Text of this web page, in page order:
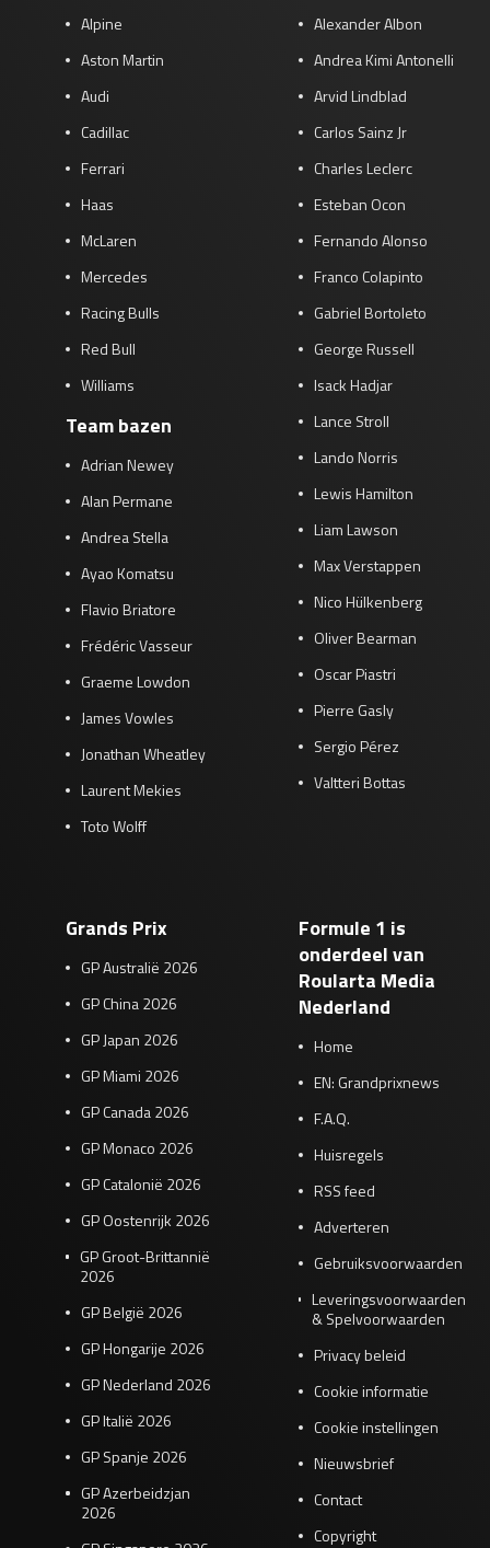
Alpine
Aston Martin
Audi
Cadillac
Ferrari
Haas
McLaren
Mercedes
Racing Bulls
Red Bull
Williams
Team bazen
Adrian Newey
Alan Permane
Andrea Stella
Ayao Komatsu
Flavio Briatore
Frédéric Vasseur
Graeme Lowdon
James Vowles
Jonathan Wheatley
Laurent Mekies
Toto Wolff
Alexander Albon
Andrea Kimi Antonelli
Arvid Lindblad
Carlos Sainz Jr
Charles Leclerc
Esteban Ocon
Fernando Alonso
Franco Colapinto
Gabriel Bortoleto
George Russell
Isack Hadjar
Lance Stroll
Lando Norris
Lewis Hamilton
Liam Lawson
Max Verstappen
Nico Hülkenberg
Oliver Bearman
Oscar Piastri
Pierre Gasly
Sergio Pérez
Valtteri Bottas
Grands Prix
GP Australië 2026
GP China 2026
GP Japan 2026
GP Miami 2026
GP Canada 2026
GP Monaco 2026
GP Catalonië 2026
GP Oostenrijk 2026
GP Groot-Brittannië
2026
GP België 2026
GP Hongarije 2026
GP Nederland 2026
GP Italië 2026
GP Spanje 2026
GP Azerbeidzjan
2026
Formule 1 is
onderdeel van
Roularta Media
Nederland
Home
EN: Grandprixnews
F.A.Q.
Huisregels
RSS feed
Adverteren
Gebruiksvoorwaarden
Leveringsvoorwaarden
& Spelvoorwaarden
Privacy beleid
Cookie informatie
Cookie instellingen
Nieuwsbrief
Contact
Copyright